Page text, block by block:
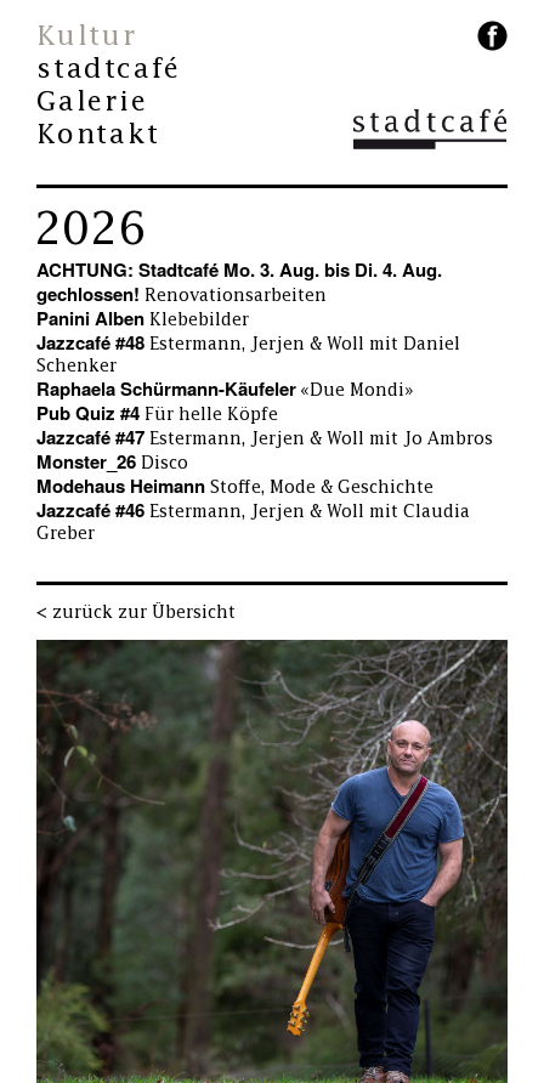
Kultur
stadtcafé
Galerie
Kontakt
2026
ACHTUNG: Stadtcafé Mo. 3. Aug. bis Di. 4. Aug.
gechlossen! Renovationsarbeiten
Panini Alben Klebebilder
Jazzcafé #48 Estermann, Jerjen & Woll mit Daniel
Schenker
Raphaela Schürmann-Käufeler «Due Mondi»
Pub Quiz #4 Für helle Köpfe
Jazzcafé #47 Estermann, Jerjen & Woll mit Jo Ambros
Monster_26 Disco
Modehaus Heimann Stoffe, Mode & Geschichte
Jazzcafé #46 Estermann, Jerjen & Woll mit Claudia
Greber
< zurück zur Übersicht